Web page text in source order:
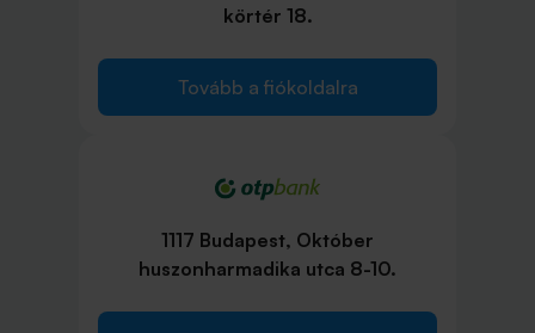
körtér 18.
Tovább a fiókoldalra
1117 Budapest, Október
huszonharmadika utca 8-10.